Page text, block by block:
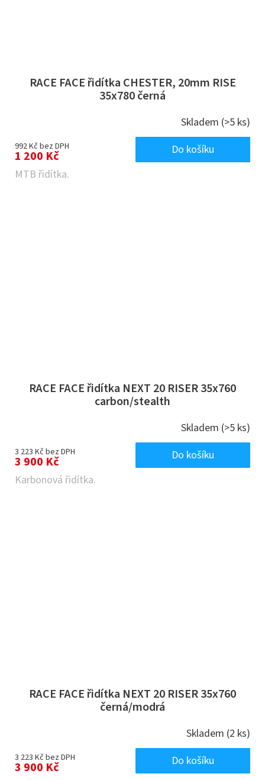
RACE FACE řidítka CHESTER, 20mm RISE
35x780 černá
Skladem (>5 ks)
992 Kč bez DPH
1 200 Kč
Do košíku
MTB řidítka.
RACE FACE řidítka NEXT 20 RISER 35x760
carbon/stealth
Skladem (>5 ks)
3 223 Kč bez DPH
3 900 Kč
Do košíku
Karbonová řidítka.
RACE FACE řidítka NEXT 20 RISER 35x760
černá/modrá
Skladem (2 ks)
3 223 Kč bez DPH
3 900 Kč
Do košíku